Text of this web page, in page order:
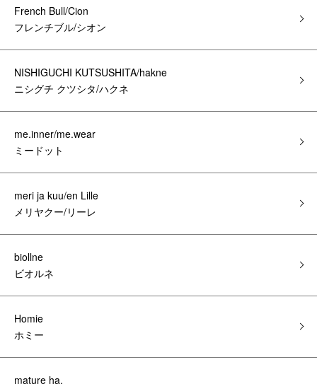
French Bull/Cion
フレンチブル/シオン
NISHIGUCHI KUTSUSHITA/hakne
ニシグチ クツシタ/ハクネ
me.inner/me.wear
ミードット
meri ja kuu/en Lille
メリヤクー/リーレ
biollne
ビオルネ
Homie
ホミー
mature ha.